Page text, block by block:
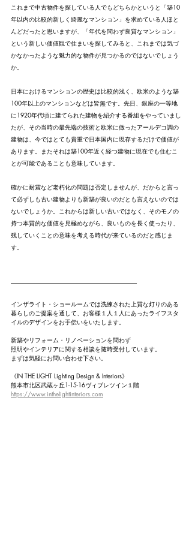
これまで中古物件を探している人でもどちらかというと「築10
年以内の比較的新しく綺麗なマンション」を求めている人ほと
んどだったと思いますが、「年代を問わず良質なマンション」
という新しい価値観で住まいを探してみると、これまでは気づ
かなかったような魅力的な物件が見つかるのではないでしょう
か。
日本におけるマンションの歴史は比較的浅く、欧米のような築
100年以上のマンションなどは皆無です。先日、銀座の一等地
に1920年代頃に建てられた建物を紹介する番組をやっていまし
たが、その当時の最先端の技術と欧米に倣ったアールデコ調の
建物は、今ではとても貴重で日本国内に現存するだけで価値が
あります。またそれは築100年近く経つ建物に現在でも住むこ
とが可能であることも意味しています。
確かに耐震など老朽化の問題は否定しませんが、だからと言っ
て必ずしも古い建物よりも新築が良いのだとも言えないのでは
ないでしょうか。これからは新しい古いではなく、そのモノの
持つ本質的な価値を見極めながら、良いものを長く使ったり、
残していくことの意味を考える時代が来ているのだと感じま
す。
---------------------------------------------------------------------------------------------------------
インザライト・ショールームでは洗練された上質な灯りのある
暮らしのご提案を通して、お客様１人１人にあったライフスタ
イルのデザインをお手伝いをいたします。
新築やリフォーム・リノベーションを問わず
照明やインテリアに関する相談を随時受付しています。
まずは気軽にお問い合わせ下さい。
《IN THE LIGHT Lighting Design & Interiors》
熊本市北区武蔵ヶ丘1-15-16ヴィブレツイン１階
https://www.inthelightinteriors.com